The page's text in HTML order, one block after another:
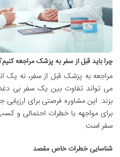
چرا باید قبل از سفر به پزشک مراجعه
مراجعه به پزشک قبل از سفر، نه
می تواند تفاوت بین یک سفر بی
بزند. این مشاوره فرصتی برای
برای مواجهه با خطرات احتمالی و
سفر است.
شناسایی خطرات خاص مقصد